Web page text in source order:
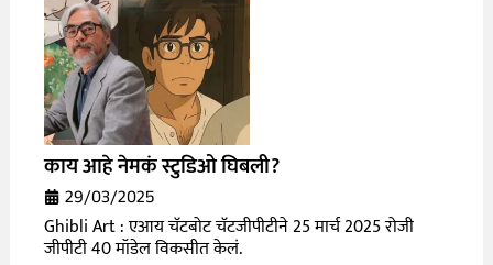
काय आहे नेमकं स्टुडिओ घिबली?
29/03/2025
Ghibli Art : एआय चॅटबोट चॅटजीपीटीने 25 मार्च 2025 रोजी
जीपीटी 40 मॉडेल विकसीत केलं.